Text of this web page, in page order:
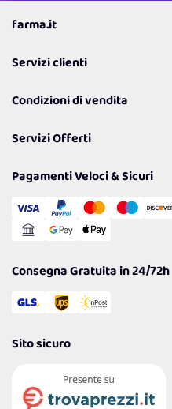
farma.it
Coupon
Lavora con noi
Politiche per la parità di genere
Servizi clienti
Richiamami
Resi
Condizioni di vendita
Spedizioni
Cookie Policy
Gestisci Cookie
Servizi Offerti
Reso Facile e Veloce
Pagamenti Veloci & Sicuri
Consegna Gratuita in 24/72h
Sito sicuro